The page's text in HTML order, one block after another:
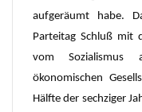
aufgeräumt habe.
Parteitag Schluß mit
vom Sozialismus
ökonomischen
Hälfte der sechziger